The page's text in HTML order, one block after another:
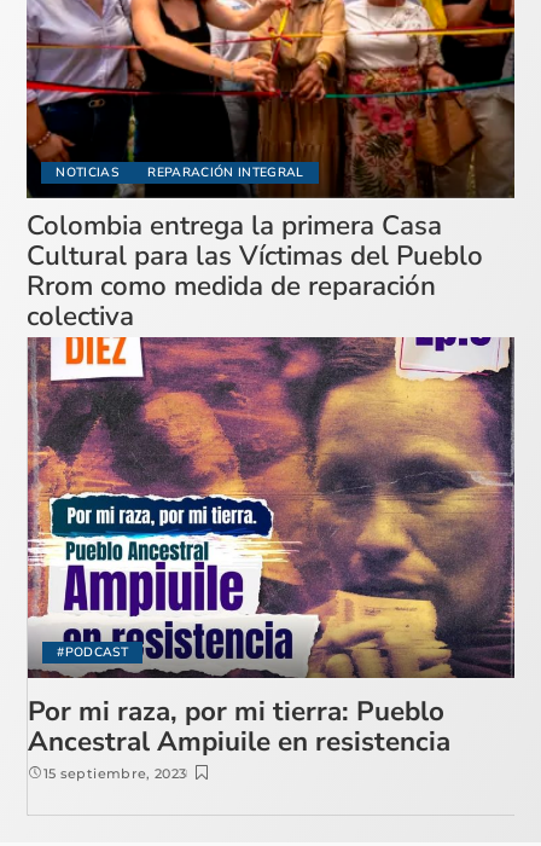
NOTICIAS REPARACIÓN INTEGRAL
Colombia entrega la primera Casa
Cultural para las Víctimas del Pueblo
Rrom como medida de reparación
colectiva
#PODCAST
Por mi raza, por mi tierra: Pueblo
Ancestral Ampiuile en resistencia
15 septiembre, 2023